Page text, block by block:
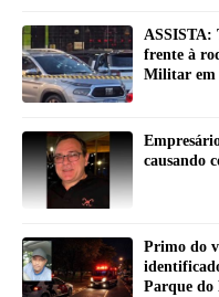
ASSISTA:
frente à
Militar em
causando
Primo do
Parque do